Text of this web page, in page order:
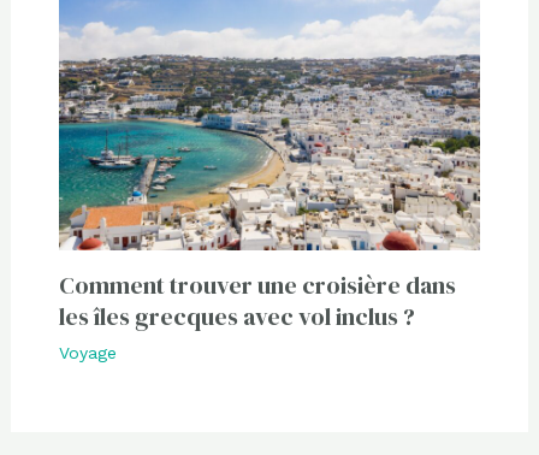
Comment trouver une croisière dans
les îles grecques avec vol inclus ?
Voyage